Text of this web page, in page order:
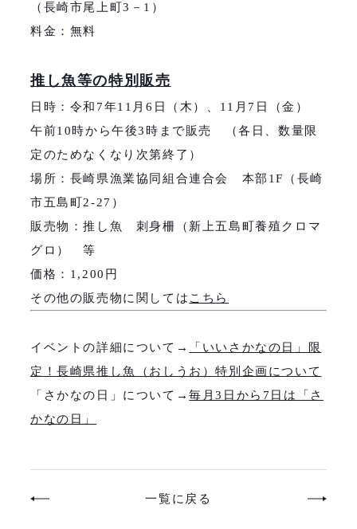
（長崎市尾上町3－1）
料金：無料
推し魚等の特別販売
日時：令和7年11月6日（木）、11月7日（金）
午前10時から午後3時まで販売 （各日、数量限
定のためなくなり次第終了）
場所：長崎県漁業協同組合連合会 本部1F（長崎
市五島町2‐27）
販売物：推し魚 刺身柵（新上五島町養殖クロマ
グロ） 等
価格：1,200円
その他の販売物に関しては こちら
イベントの詳細について→
「いいさかなの日」限
定！長崎県推し魚（おしうお）特別企画について
「さかなの日」について→毎月3日から7日は「さ
かなの日」
一覧に戻る